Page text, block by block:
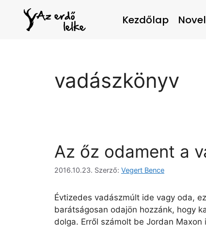
Kezdőlap
vadászkönyv
Az őz odament a
2016.10.23. Szerző: Vegert Bence
Évtizedes vadászmúlt ide vagy oda,
barátságosan odajön hozzánk, hogy
dolga. Erről számolt be Jordan